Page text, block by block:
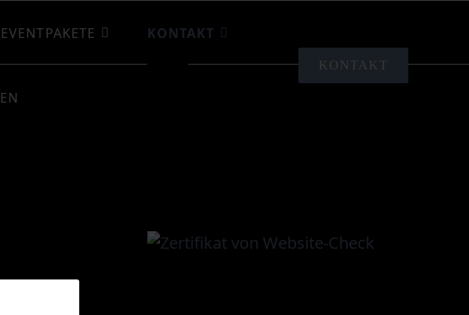
EVENTPAKETE KONTAKT
KONTAKT